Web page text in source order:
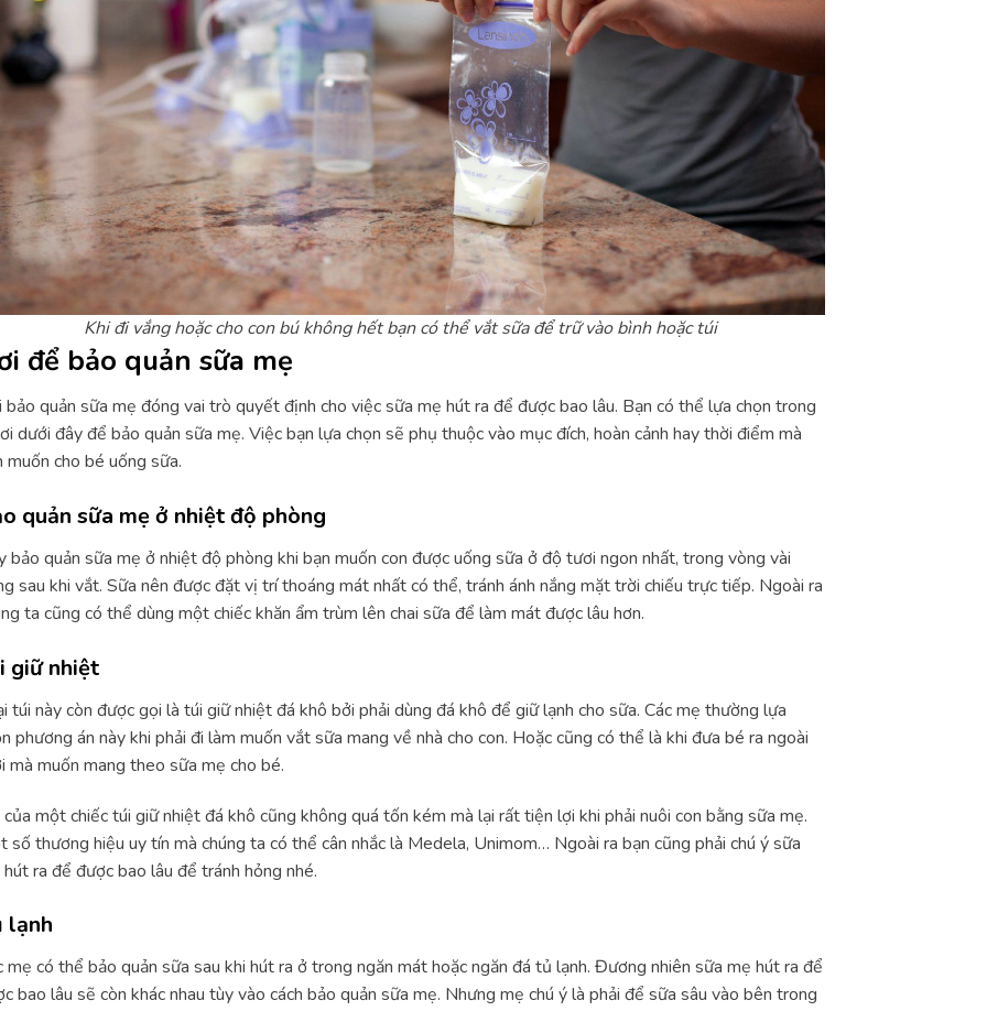
Khi đi vắng hoặc cho con bú không hết bạn có thể vắt sữa để trữ vào bình hoặc túi
để bảo quản sữa mẹ
bảo quản sữa mẹ đóng vai trò quyết định cho việc sữa mẹ hút ra để được bao lâu. Bạn có thể lựa chọn trong
dưới đây để bảo quản sữa mẹ. Việc bạn lựa chọn sẽ phụ thuộc vào mục đích, hoàn cảnh hay thời điểm mà
muốn cho bé uống sữa.
quản sữa mẹ ở nhiệt độ phòng
bảo quản sữa mẹ ở nhiệt độ phòng khi bạn muốn con được uống sữa ở độ tươi ngon nhất, trong vòng vài
sau khi vắt. Sữa nên được đặt vị trí thoáng mát nhất có thể, tránh ánh nắng mặt trời chiếu trực tiếp. Ngoài ra
ta cũng có thể dùng một chiếc khăn ẩm trùm lên chai sữa để làm mát được lâu hơn.
giữ nhiệt
túi này còn được gọi là túi giữ nhiệt đá khô bởi phải dùng đá khô để giữ lạnh cho sữa. Các mẹ thường lựa
phương án này khi phải đi làm muốn vắt sữa mang về nhà cho con. Hoặc cũng có thể là khi đưa bé ra ngoài
mà muốn mang theo sữa mẹ cho bé.
của một chiếc túi giữ nhiệt đá khô cũng không quá tốn kém mà lại rất tiện lợi khi phải nuôi con bằng sữa mẹ.
số thương hiệu uy tín mà chúng ta có thể cân nhắc là Medela, Unimom… Ngoài ra bạn cũng phải chú ý sữa
ra để được bao lâu để tránh hỏng nhé.
lạnh
mẹ có thể bảo quản sữa sau khi hút ra ở trong ngăn mát hoặc ngăn đá tủ lạnh. Đương nhiên sữa mẹ hút ra để
bao lâu sẽ còn khác nhau tùy vào cách bảo quản sữa mẹ. Nhưng mẹ chú ý là phải để sữa sâu vào bên trong